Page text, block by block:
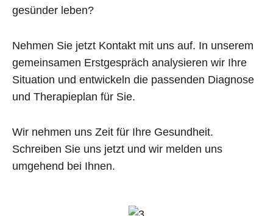
gesünder leben?
Nehmen Sie jetzt Kontakt mit uns auf. In unserem
gemeinsamen Erstgespräch analysieren wir Ihre
Situation und entwickeln die passenden Diagnose
und Therapieplan für Sie.
Wir nehmen uns Zeit für Ihre Gesundheit.
Schreiben Sie uns jetzt und wir melden uns
umgehend bei Ihnen.